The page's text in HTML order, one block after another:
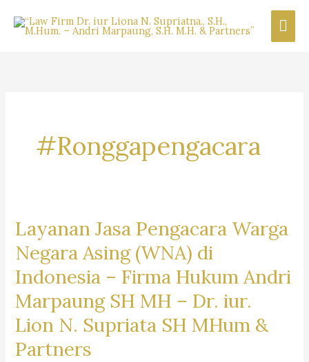
#Ronggapengacara
Layanan Jasa Pengacara Warga
Negara Asing (WNA) di
Indonesia – Firma Hukum Andri
Marpaung SH MH – Dr. iur.
Lion N. Supriata SH MHum &
Partners